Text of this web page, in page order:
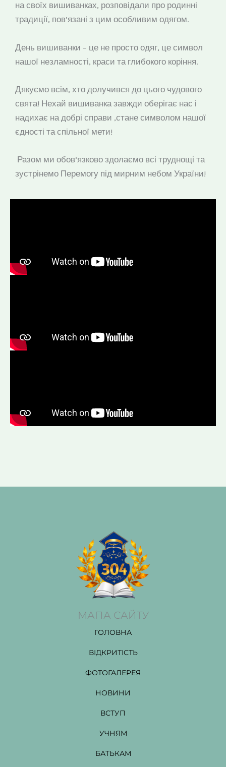
на своїх вишиванках, розповідали про родинні
традиції, пов’язані з цим особливим одягом.
День вишиванки – це не просто одяг, це символ
нашої незламності, краси та глибокого коріння.
Дякуємо всім, хто долучився до цього чудового
свята! Нехай вишиванка завжди оберігає нас і
надихає на добрі справи ,стане символом нашої
єдності та спільної мети!
Разом ми обов’язково здолаємо всі труднощі та
зустрінемо Перемогу під мирним небом України!
МАПА САЙТУ
ГОЛОВНА
ВІДКРИТІСТЬ
ФОТОГАЛЕРЕЯ
НОВИНИ
ВСТУП
УЧНЯМ
БАТЬКАМ